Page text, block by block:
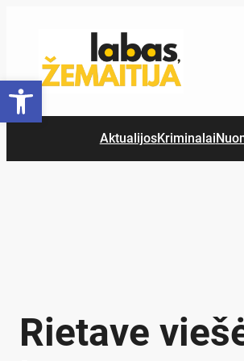
Open toolbar
AktualijosKriminalai
Rietave